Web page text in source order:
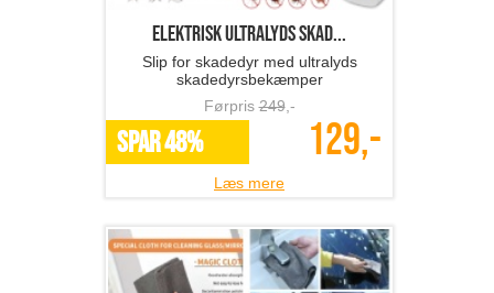
Elektrisk ultralyds skad...
Slip for skadedyr med ultralyds
skadedyrsbekæmper
Førpris249,-
SPAR 48% 129,-
Læs mere